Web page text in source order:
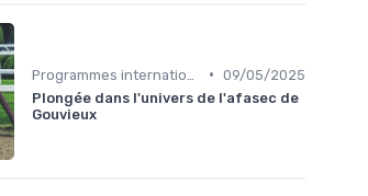
• 09/05/2025
Plongée dans l'univers de l'afasec de
Gouvieux